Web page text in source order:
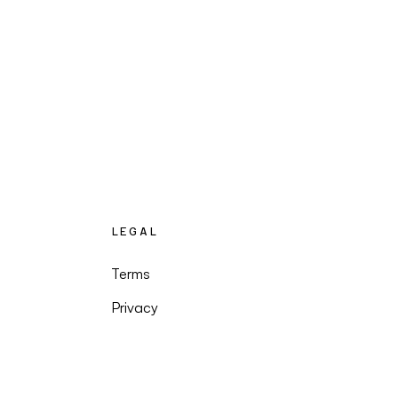
LEGAL
Terms
Privacy